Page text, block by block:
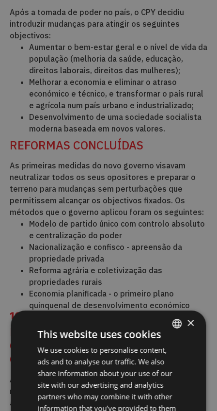
Após a tomada de poder no país, o CPY decidiu
introduzir mudanças para atingir os seguintes
objectivos:
Aumentar o bem-estar geral e o nível de vida da
população (melhoria da saúde, educação,
direitos laborais, direitos das mulheres);
Melhorar a economia e eliminar o atraso
económico e técnico, e transformar o país rural
e agrícola num país urbano e industrializado;
Desenvolvimento de uma sociedade socialista
moderna baseada em novos valores.
REFORMAS CONCLUÍDAS
As primeiras medidas do novo governo visavam
neutralizar todos os seus opositores e preparar o
terreno para mudanças sem perturbações que
permitissem alcançar os objectivos fixados. Os
métodos que o governo aplicou foram os seguintes:
Modelo de partido único com controlo absoluto
e centralização do poder
Nacionalização e confisco - apreensão da
propriedade privada
Reforma agrária e coletivização das
propriedades rurais
Economia planificada - o primeiro plano
quinquenal de desenvolvimento económico
10
MODELO DE PARTIDO ÚNICO COM
CONTROLO ABSOLUTO E
CENTRALIZAÇÃO DO PODER
As primeiras eleições de novembro de 1945,
nomeadamente a promoção, a organização das
assembleias de voto e a contagem dos votos, foram
ENGLISH
CROATIAN
×
This website uses cookies
We use cookies to personalise content,
ads and to analyse our traffic. We also
share information about your use of our
site with our advertising and analytics
partners who may combine it with other
information that you’ve provided to them